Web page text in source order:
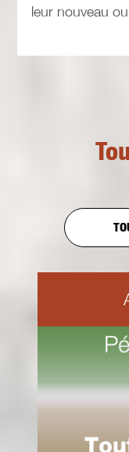
leur nouveau